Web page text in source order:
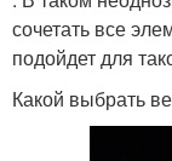
сочетать все
подойдет для
Какой выбрать